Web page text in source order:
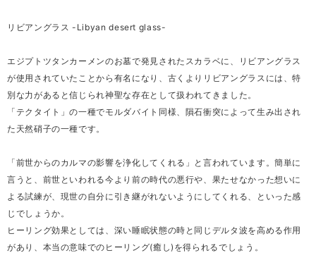
リビアングラス -Libyan desert glass-
エジプトツタンカーメンのお墓で発見されたスカラベに、リビアングラス
が使用されていたことから有名になり、古くよりリビアングラスには、特
別な力があると信じられ神聖な存在として扱われてきました。
「テクタイト」の一種でモルダバイト同様、隕石衝突によって生み出され
た天然硝子の一種です。
「前世からのカルマの影響を浄化してくれる」と言われています。簡単に
言うと、前世といわれる今より前の時代の悪行や、果たせなかった想いに
よる試練が、現世の自分に引き継がれないようにしてくれる、といった感
じでしょうか。
ヒーリング効果としては、深い睡眠状態の時と同じデルタ波を高める作用
があり、本当の意味でのヒーリング(癒し)を得られるでしょう。